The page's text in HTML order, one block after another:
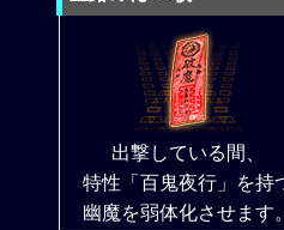
出撃している間、
特性「百鬼夜行」を持
幽魔を弱体化させます。